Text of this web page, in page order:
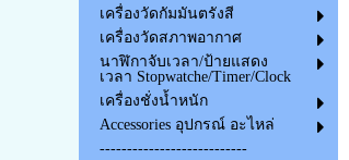
เครื่องวัดกัมมันตรังสี
เครื่องวัดสภาพอากาศ
นาฬิกาจับเวลา/ป้ายแสดง
เวลา Stopwatche/Timer/Clock
เครื่องชั่งน้ำหนัก
Accessories อุปกรณ์ อะไหล่
---------------------------